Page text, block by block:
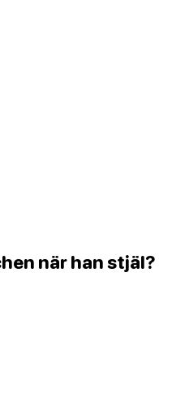
när han stjäl?